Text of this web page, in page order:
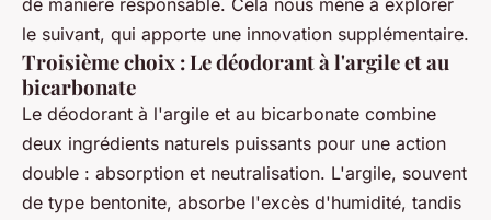
de manière responsable. Cela nous mène à explorer
le suivant, qui apporte une innovation supplémentaire.
Troisième choix : Le déodorant à l'argile et au
bicarbonate
Le déodorant à l'argile et au bicarbonate combine
deux ingrédients naturels puissants pour une action
double : absorption et neutralisation. L'argile, souvent
de type bentonite, absorbe l'excès d'humidité, tandis